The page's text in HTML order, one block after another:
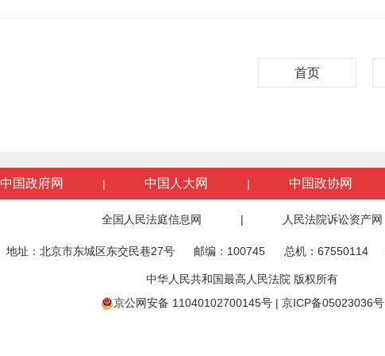
首页
中国政府网 | 中国人大网 | 中国政协网
全国人民法庭信息网 | 人民法院诉讼资产网
地址：北京市东城区东交民巷27号 邮编：100745 总机：67550114
中华人民共和国最高人民法院 版权所有
京公网安备 11040102700145号 | 京ICP备05023036号